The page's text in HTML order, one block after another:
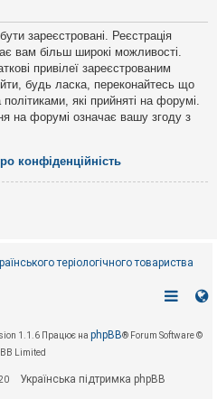
зареєстровані. Реєстрація
вам більш широкі можливості.
привілеї зареєстрованим
будь ласка, переконайтесь що
які прийняті на форумі.
на форумі означає вашу згоду з
конфіденційність
теріологічного товариства
1.1.6 Працює на phpBB® Forum Software ©
Limited
Українська підтримка phpBB